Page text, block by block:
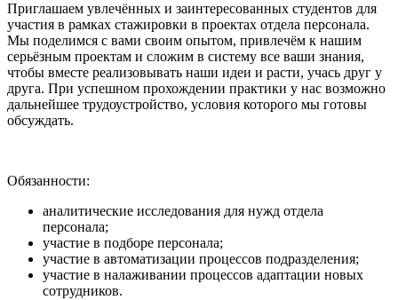
Приглашаем увлечённых и заинтересованных студентов для
участия в рамках стажировки в проектах отдела персонала.
Мы поделимся с вами своим опытом, привлечём к нашим
серьёзным проектам и сложим в систему все ваши знания,
чтобы вместе реализовывать наши идеи и расти, учась друг у
друга. При успешном прохождении практики у нас возможно
дальнейшее трудоустройство, условия которого мы готовы
обсуждать.
Обязанности:
аналитические исследования для нужд отдела
персонала;
участие в подборе персонала;
участие в автоматизации процессов подразделения;
участие в налаживании процессов адаптации новых
сотрудников.